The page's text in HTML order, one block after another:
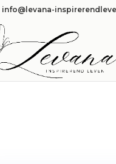
info@levana-